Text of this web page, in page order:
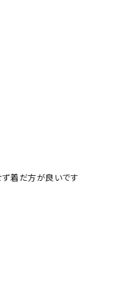
ず着だ方が良いです